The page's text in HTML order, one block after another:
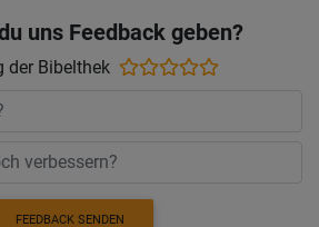
uns Feedback geben?
der Bibelthek
FEEDBACK SENDEN